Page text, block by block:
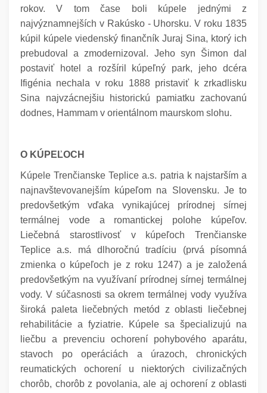
rokov. V tom čase boli kúpele jednými z
najvýznamnejších v Rakúsko - Uhorsku. V roku 1835
kúpil kúpele viedenský finančník Juraj Sina, ktorý ich
prebudoval a zmodernizoval. Jeho syn Šimon dal
postaviť hotel a rozšíril kúpeľný park, jeho dcéra
Ifigénia nechala v roku 1888 pristaviť k zrkadlisku
Sina najvzácnejšiu historickú pamiatku zachovanú
dodnes, Hammam v orientálnom maurskom slohu.
O KÚPEĽOCH
Kúpele Trenčianske Teplice a.s. patria k najstarším a
najnavštevovanejším kúpeľom na Slovensku. Je to
predovšetkým vďaka vynikajúcej prírodnej sírnej
termálnej vode a romantickej polohe kúpeľov.
Liečebná starostlivosť v kúpeľoch Trenčianske
Teplice a.s. má dlhoročnú tradíciu (prvá písomná
zmienka o kúpeľoch je z roku 1247) a je založená
predovšetkým na využívaní prírodnej sírnej termálnej
vody. V súčasnosti sa okrem termálnej vody využíva
široká paleta liečebných metód z oblasti liečebnej
rehabilitácie a fyziatrie. Kúpele sa špecializujú na
liečbu a prevenciu ochorení pohybového aparátu,
stavoch po operáciách a úrazoch, chronických
reumatických ochorení u niektorých civilizačných
chorôb, chorôb z povolania, ale aj ochorení z oblasti